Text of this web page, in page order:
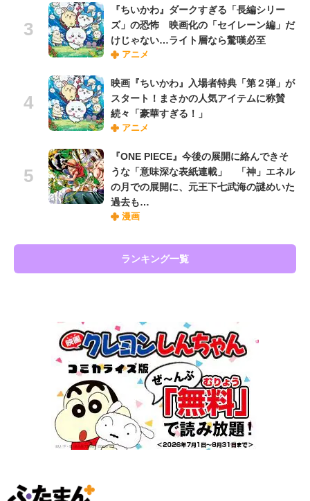
『ちいかわ』ダークすぎる「長編シリー
ズ」の恐怖 映画化の「セイレーン編」だ
けじゃない…ライト層なら驚嘆必至
アニメ
映画『ちいかわ』入場者特典「第２弾」が
スタート！まさかの人気アイテムに称賛
続々「豪華すぎる！」
アニメ
『ONE PIECE』今後の展開に絡んできそ
うな「意味深な表紙連載」 「神」エネル
の月での展開に、元王下七武海の謎めいた
過去も…
漫画
ランキング一覧